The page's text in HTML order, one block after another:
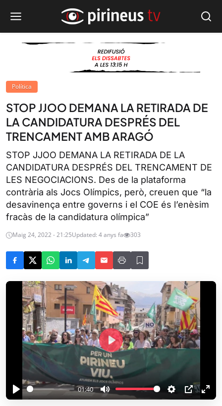
Política
STOP JJOO DEMANA LA RETIRADA DE
LA CANDIDATURA DESPRÉS DEL
TRENCAMENT AMB ARAGÓ
STOP JJOO DEMANA LA RETIRADA DE LA
CANDIDATURA DESPRÉS DEL TRENCAMENT DE
LES NEGOCIACIONS. Des de la plataforma
contrària als Jocs Olímpics, però, creuen que “la
desavinença entre governs i el COE és l’enèsim
fracàs de la candidatura olímpica”
Maig 24, 2022 - 21:25Updated: 4 anys fa 303
P
01:40
M
S
P
E
P
l
a